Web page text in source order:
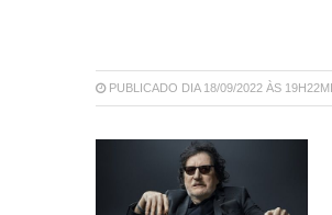
PUBLICADO DIA 18/09/2022 ÀS